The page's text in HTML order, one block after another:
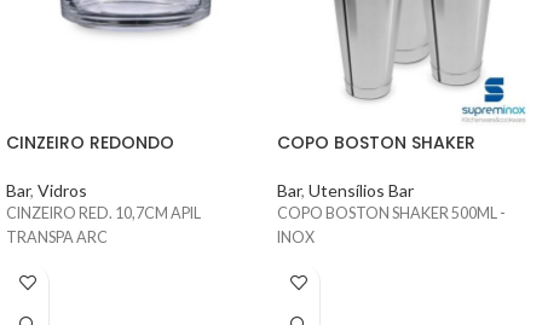
CINZEIRO REDONDO
Bar, Vidros
CINZEIRO RED. 10,7CM APIL
TRANSPA ARC
COPO BOSTON SHAKER
Bar, Utensílios Bar
COPO BOSTON SHAKER 500ML -
INOX